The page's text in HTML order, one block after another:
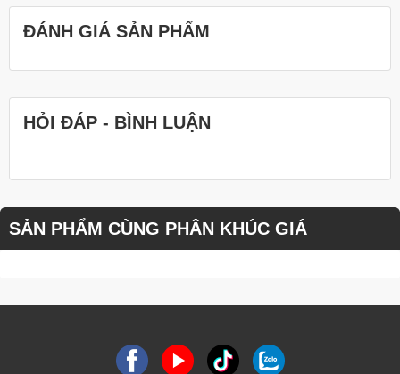
ĐÁNH GIÁ SẢN PHẨM
HỎI ĐÁP - BÌNH LUẬN
SẢN PHẨM CÙNG PHÂN KHÚC GIÁ